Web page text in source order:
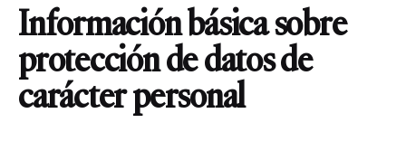
Información básica sobre
protección de datos de
carácter personal